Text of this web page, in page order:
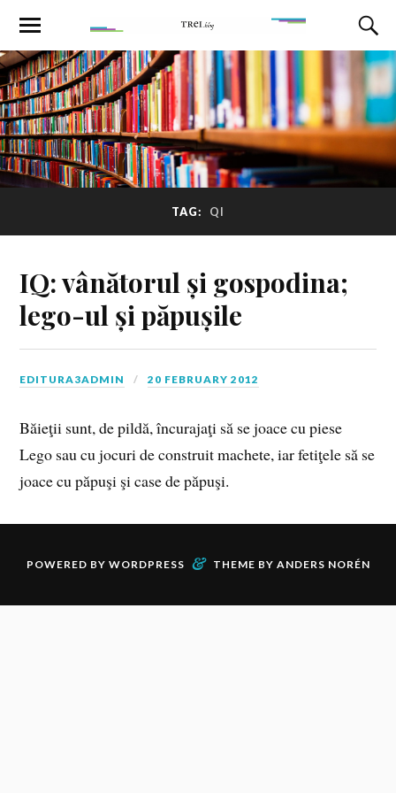
TAG: QI
IQ: vânătorul și gospodina;
lego-ul și păpușile
EDITURA3ADMIN 20 FEBRUARY 2012
Băieţii sunt, de pildă, încurajaţi să se joace cu piese
Lego sau cu jocuri de construit machete, iar fetiţele să se
joace cu păpuşi şi case de păpuşi.
POWERED BY WORDPRESS & THEME BY ANDERS NORÉN